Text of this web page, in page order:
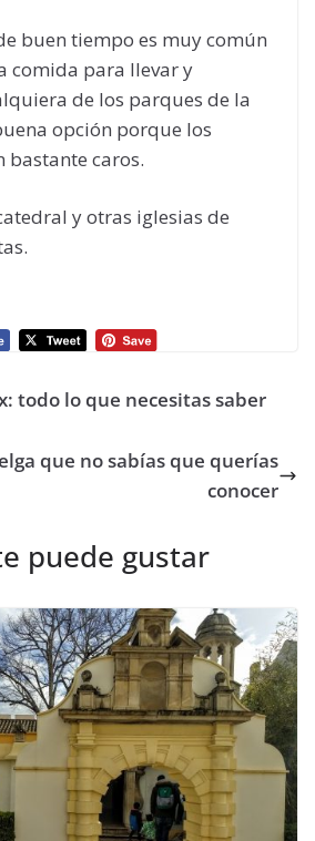
buen tiempo es muy común
comida para llevar y
de los parques de la
opción porque los
bastante caros.
y otras iglesias de
todo lo que necesitas saber
que no sabías que querías
conocer
puede gustar